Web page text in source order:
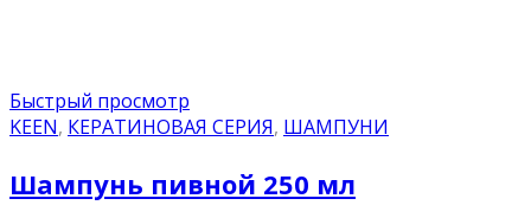
Быстрый просмотр
KEEN, КЕРАТИНОВАЯ СЕРИЯ, ШАМПУНИ
Шампунь пивной 250 мл